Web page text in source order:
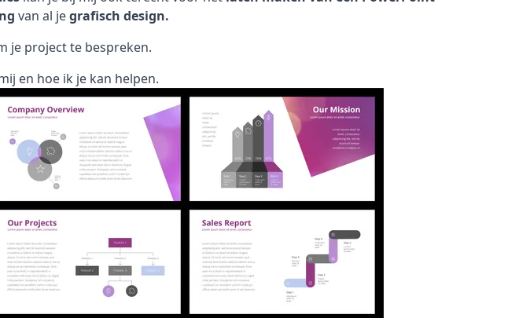
van al jegrafisch design.
je project te bespreken.
en hoe ik je kan helpen.